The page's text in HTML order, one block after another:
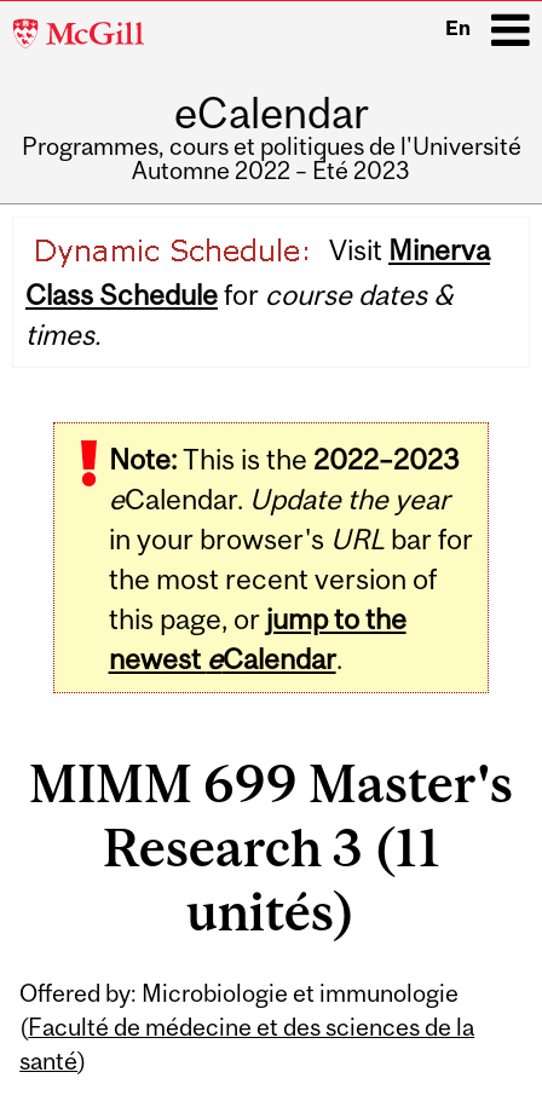
McGill
En
eCalendar
Programmes, cours et politiques de l'Université
Automne 2022 – Été 2023
navigation
Visit Minerva
Class Schedulefor course dates &
times.
Note:This is the 2022–2023
eCalendar. Update the year
in your browser's URLbar for
the most recent version of
this page, or jump to the
newest eCalendar.
MIMM 699 Master's
Research 3 (11
unités)
Offered by: Microbiologie et immunologie
(Faculté de médecine et des sciences de la
santé)
Related
Content